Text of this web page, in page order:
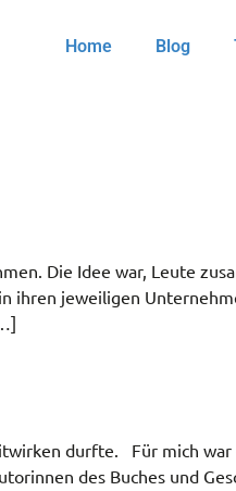
Home Blog
Die Idee war, Leute
ihren jeweiligen
durfte. Für mich war
des Buches und